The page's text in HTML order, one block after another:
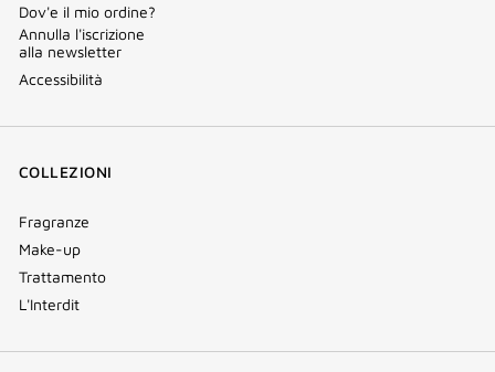
Dov'e il mio ordine?
Annulla l'iscrizione
alla newsletter
Accessibilità
COLLEZIONI
Fragranze
Make-up
Trattamento
L'Interdit